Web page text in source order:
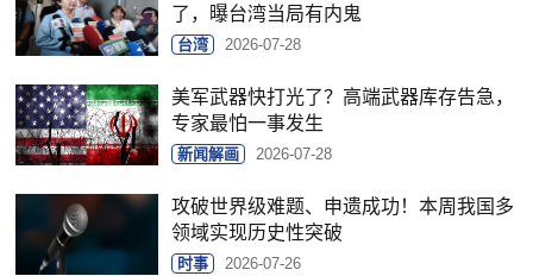
了，曝台湾当局有内鬼
台湾 2026-07-28
美军武器快打光了？高端武器库存告急，
专家最怕一事发生
新闻解画 2026-07-28
攻破世界级难题、申遗成功！本周我国多
领域实现历史性突破
时事 2026-07-26